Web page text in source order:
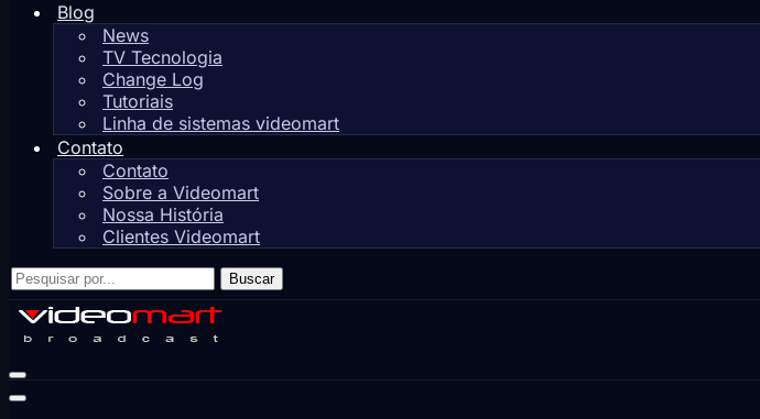
Blog
News
TV Tecnologia
Change Log
Tutoriais
Linha de sistemas videomart
Contato
Contato
Sobre a Videomart
Nossa História
Clientes Videomart
Pesquisar
Buscar
Menu
de
Menu